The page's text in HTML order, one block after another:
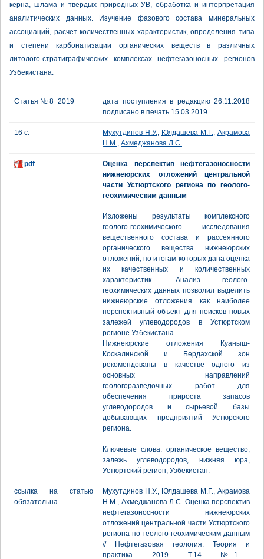
керна, шлама и твердых природных УВ, обработка и интерпретация
аналитических данных. Изучение фазового состава минеральных
ассоциаций, расчет количественных характеристик, определения типа
и степени карбонатизации органических веществ в различных
литолого-стратиграфических комплексах нефтегазоносных регионов
Узбекистана.
Статья № 8_2019
дата поступления в редакцию 26.11.2018
подписано в печать 15.03.2019
16 с. Мухутдинов Н.У., Юлдашева М.Г., Акрамова
Н.М., Ахмеджанова Л.С.
pdf
Оценка перспектив нефтегазоносности
нижнеюрских отложений центральной
части Устюртского региона по геолого-
геохимическим данным
Изложены результаты комплексного
геолого-геохимического исследования
вещественного состава и рассеянного
органического вещества нижнеюрских
отложений, по итогам которых дана оценка
их качественных и количественных
характеристик. Анализ геолого-
геохимических данных позволил выделить
нижнеюрские отложения как наиболее
перспективный объект для поисков новых
залежей углеводородов в Устюртском
регионе Узбекистана.
Нижнеюрские отложения Куаныш-
Коскалинской и Бердахской зон
рекомендованы в качестве одного из
основных направлений
геологоразведочных работ для
обеспечения прироста запасов
углеводородов и сырьевой базы
добывающих предприятий Устюрского
региона.
Ключевые слова: органическое вещество,
залежь углеводородов, нижняя юра,
Устюртский регион, Узбекистан.
ссылка на статью
обязательна
Мухутдинов Н.У., Юлдашева М.Г., Акрамова
Н.М., Ахмеджанова Л.С. Оценка перспектив
нефтегазоносности нижнеюрских
отложений центральной части Устюртского
региона по геолого-геохимическим данным
// Нефтегазовая геология. Теория и
практика. - 2019. - Т.14. - №1. -